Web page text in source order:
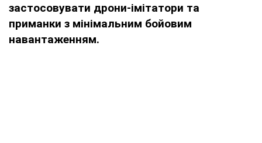
застосовувати дрони-імітатори та
приманки з мінімальним бойовим
навантаженням.